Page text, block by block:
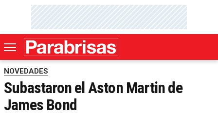
NOVEDADES
Subastaron el Aston Martin de
James Bond